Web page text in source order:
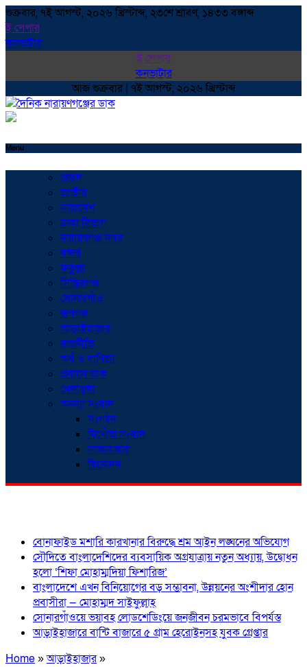
শুক্রবার, ৭ই আগস্ট, ২০২৬ খ্রিস্টাব্দ, ২৩শে শ্রাবণ, ১৪৩৩ বঙ্গাব্দ
ই পেপার
কনভাটার
ই পেপার
কনভাটার
আজ শুক্রবার | ৭ই আগস্ট, ২০২৬ খ্রিস্টাব্দ
Menu
প্রচ্ছদ
জাতীয়
সারাদেশ
ঢাকা বিভাগ
নারায়ণগঞ্জ সদর
বন্দর
ফতুল্লা
সিদ্ধিরগঞ্জ
সোনারগাঁও
রূপগঞ্জ
আড়াইহাজার
রাজনীতি
অর্থ ও বাণিজ্য
প্রবাসে ডাক
খেলাধুলা
অনন্যা সংবাদ
সংগঠন
নিখোঁজ সংবাদ
সাক্ষাৎকার
বিনোদন
বোনাফাইড মশারি কারখানার বিরুদ্ধে শ্রম আইন লঙ্ঘনের অভিযোগ
সৌদিতে বাংলাদেশিদের ব্যবসায়িক অগ্রযাত্রায় নতুন অধ্যায়, উদ্বোধন
হলো ‘শিফা মোহাম্মদিয়া ফিশারিজ’
বাংলাদেশে এখন বিনিয়োগের বড় সম্ভাবনা, উন্নয়নের অংশীদার হোন
প্রবাসীরা — মোহাম্মদ সাইফুল্লাহ্
সোনারগাঁওয়ে ভয়াবহ লোডশেডিংয়ে জনজীবন চরমভাবে বিপর্যস্ত
আড়াইহাজারে বান্টি বাজারে ৫ গ্রাম হেরোইনসহ যুবক গ্রেপ্তার
Home»আড়াইহাজার»